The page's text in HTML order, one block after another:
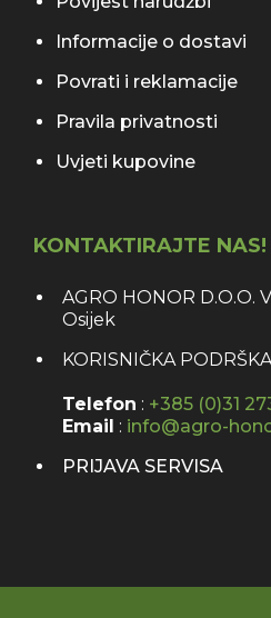
Informacije o dostavi
Povrati i reklamacije
Pravila privatnosti
Uvjeti kupovine
KONTAKTIRAJTE NAS!
AGRO HONOR D.O.O.
Osijek
KORISNIČKA PODRŠKA
Telefon : +385 (0)31
Email : info@agro-
PRIJAVA SERVISA